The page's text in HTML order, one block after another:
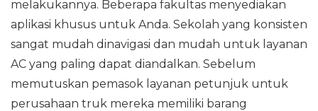
melakukannya. Beberapa fakultas menyediakan
aplikasi khusus untuk Anda. Sekolah yang konsisten
sangat mudah dinavigasi dan mudah untuk layanan
AC yang paling dapat diandalkan. Sebelum
memutuskan pemasok layanan petunjuk untuk
perusahaan truk mereka memiliki barang